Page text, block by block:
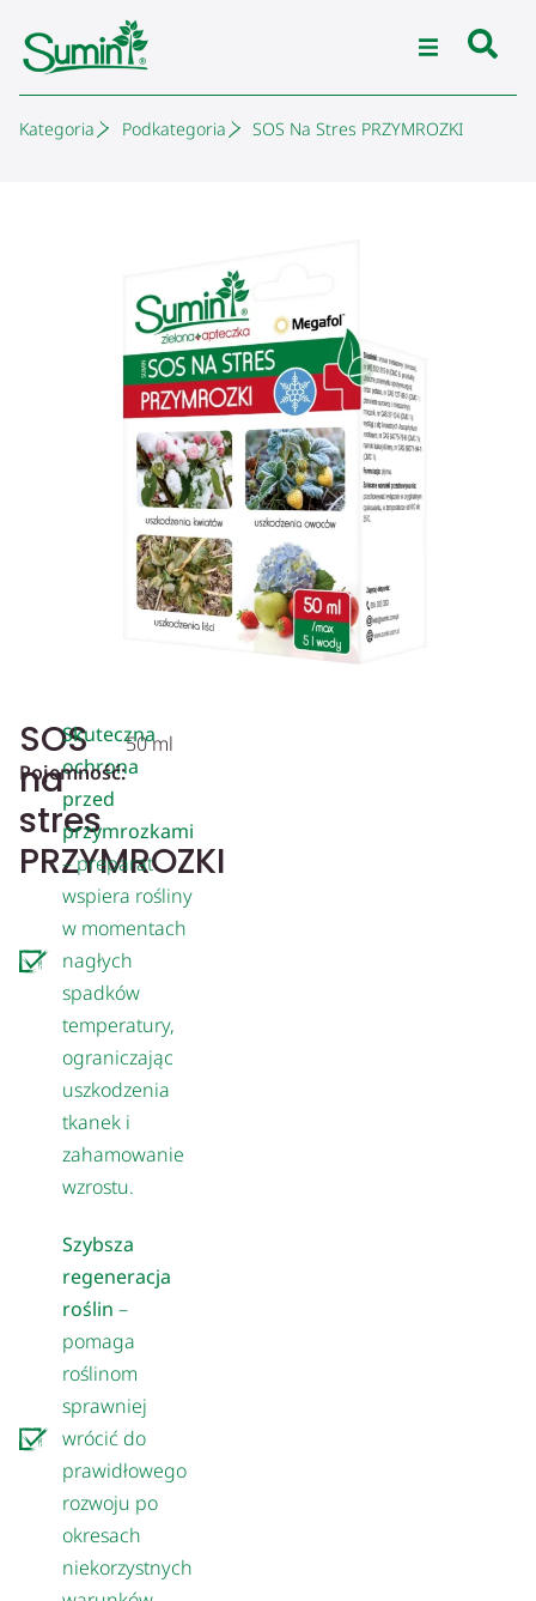
Kategoria Podkategoria SOS Na Stres PRZYMROZKI
SOS
na
stres
PRZYMROZKI
Skuteczna
ochrona
przed
przymrozkami
– preparat
wspiera rośliny
w momentach
nagłych
spadków
temperatury,
ograniczając
uszkodzenia
tkanek i
zahamowanie
wzrostu.
Szybsza
regeneracja
roślin –
pomaga
roślinom
sprawniej
wrócić do
prawidłowego
rozwoju po
okresach
niekorzystnych
Pojemność:
50 ml